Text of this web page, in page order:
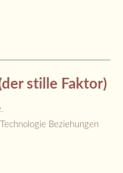
stille Faktor)
.
Beziehungen